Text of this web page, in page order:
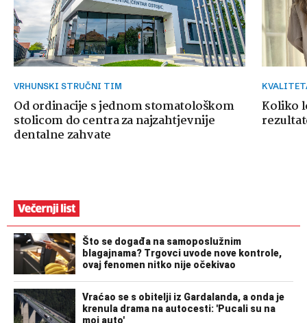
VRHUNSKI STRUČNI TIM
Od ordinacije s jednom stomatološkom
stolicom do centra za najzahtjevnije
dentalne zahvate
Koliko